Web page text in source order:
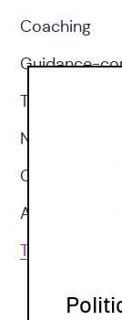
Coaching
Guidance-
Thérapie
CNV
Approches
Toutes les